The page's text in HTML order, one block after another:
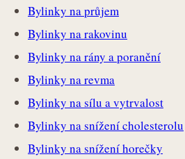
Bylinky na průjem
Bylinky na rakovinu
Bylinky na rány a poranění
Bylinky na revma
Bylinky na sílu a vytrvalost
Bylinky na snížení cholesterolu
Bylinky na snížení horečky